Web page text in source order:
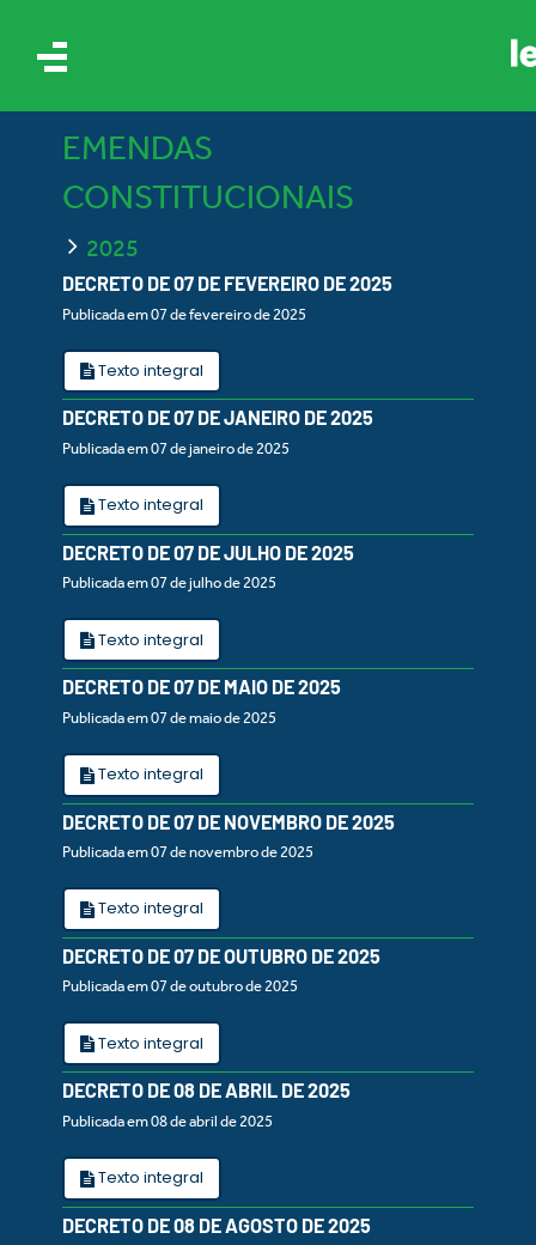
EMENDAS
CONSTITUCIONAIS
2025
DECRETO DE 07 DE FEVEREIRO DE 2025
Publicada em 07 de fevereiro de 2025
Texto integral
DECRETO DE 07 DE JANEIRO DE 2025
Publicada em 07 de janeiro de 2025
Texto integral
DECRETO DE 07 DE JULHO DE 2025
Publicada em 07 de julho de 2025
Texto integral
DECRETO DE 07 DE MAIO DE 2025
Publicada em 07 de maio de 2025
Texto integral
DECRETO DE 07 DE NOVEMBRO DE 2025
Publicada em 07 de novembro de 2025
Texto integral
DECRETO DE 07 DE OUTUBRO DE 2025
Publicada em 07 de outubro de 2025
Texto integral
DECRETO DE 08 DE ABRIL DE 2025
Publicada em 08 de abril de 2025
Texto integral
DECRETO DE 08 DE AGOSTO DE 2025